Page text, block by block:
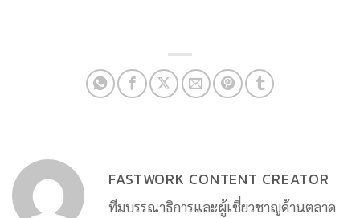
FASTWORK CONTENT CREATOR
ทีมบรรณาธิการและผู้เชี่ยวชาญด้านตลาด